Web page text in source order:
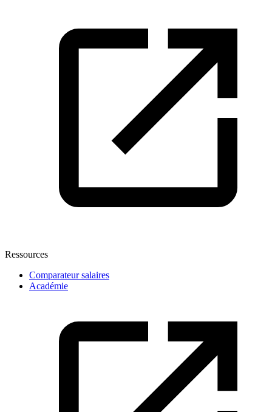
Ressources
Comparateur salaires
Académie